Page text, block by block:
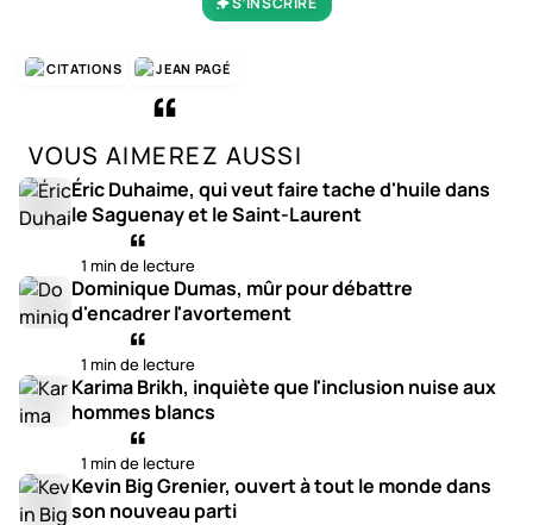
CITATIONS JEAN PAGÉ
VOUS AIMEREZ AUSSI
Éric Duhaime, qui veut faire tache d'huile dans
le Saguenay et le Saint-Laurent
1 min de lecture
Dominique Dumas, mûr pour débattre
d'encadrer l'avortement
1 min de lecture
Karima Brikh, inquiète que l'inclusion nuise aux
hommes blancs
1 min de lecture
Kevin Big Grenier, ouvert à tout le monde dans
son nouveau parti